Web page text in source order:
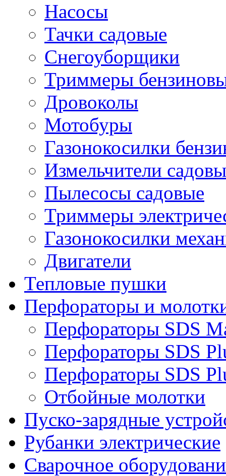
Насосы
Тачки садовые
Снегоуборщики
Триммеры
Дровоколы
Мотобуры
Газонокосилки
Измельчители
Пылесосы садовые
Триммеры
Газонокосилки
Двигатели
Тепловые пушки
Перфораторы и
Перфораторы SDS
Перфораторы SDS
Перфораторы SDS
Отбойные молотки
Пуско-зарядные
Рубанки электрические
Сварочное